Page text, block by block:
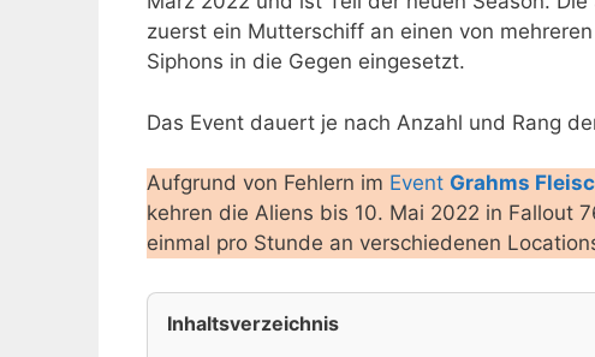
zuerst ein Mutterschiff an einen von
Siphons in die Gegen eingesetzt.
Das Event dauert je nach Anzahl und Rang
Aufgrund von Fehlern im Event Grahms
kehren die Aliens bis 10. Mai 2022 in Fallout
einmal pro Stunde an verschiedenen
Inhaltsverzeichnis